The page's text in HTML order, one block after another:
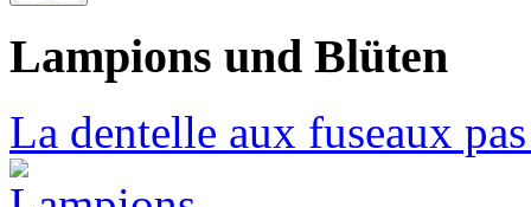
Lampions und Blüten
La dentelle aux fuseaux